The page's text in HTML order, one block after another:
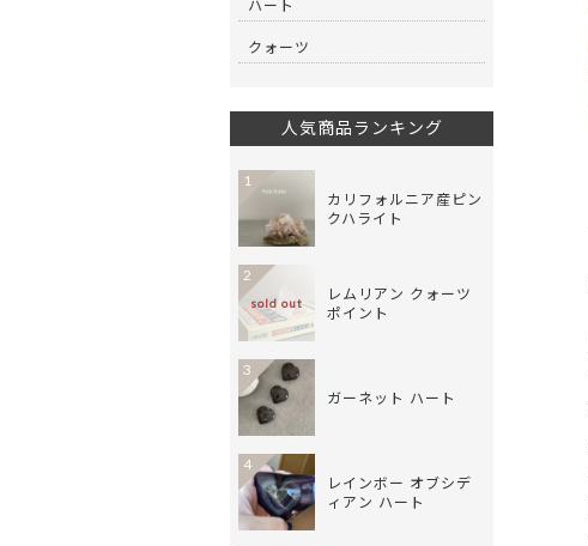
ハート
クォーツ
人気商品ランキング
カリフォルニア産ピン
クハライト
1
sold out
レムリアン クォーツ
ポイント
2
ガーネット ハート
3
レインボー オブシデ
ィアン ハート
4